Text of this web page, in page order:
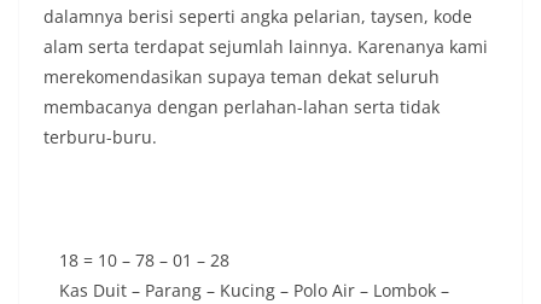
dalamnya berisi seperti angka pelarian, taysen, kode
alam serta terdapat sejumlah lainnya. Karenanya kami
merekomendasikan supaya teman dekat seluruh
membacanya dengan perlahan-lahan serta tidak
terburu-buru.
18 = 10 – 78 – 01 – 28
Kas Duit – Parang – Kucing – Polo Air – Lombok –